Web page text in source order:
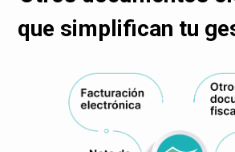
que simplifican tu